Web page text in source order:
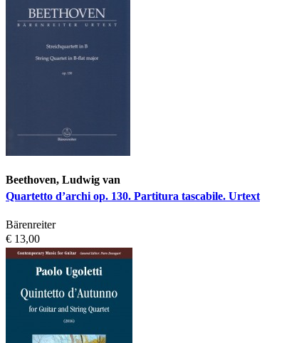
Beethoven, Ludwig van
Quartetto d’archi op. 130. Partitura tascabile. Urtext
Bärenreiter
€ 13,00